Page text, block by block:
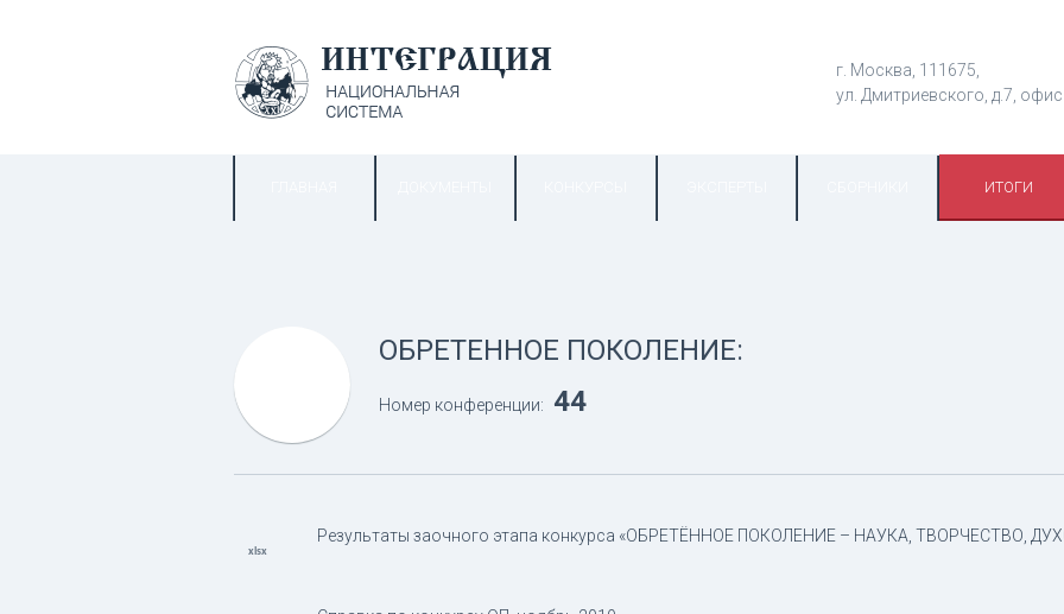
г. Москва, 111675,
ул. Дмитриевского, д.7, офис
ИТОГИ
ОБРЕТЕННОЕ ПОКОЛЕНИЕ:
Номер конференции: 44
Результаты заочного этапа конкурса «ОБРЕТЁННОЕ ПОКОЛЕНИЕ – НАУКА, ТВОРЧЕСТВО,